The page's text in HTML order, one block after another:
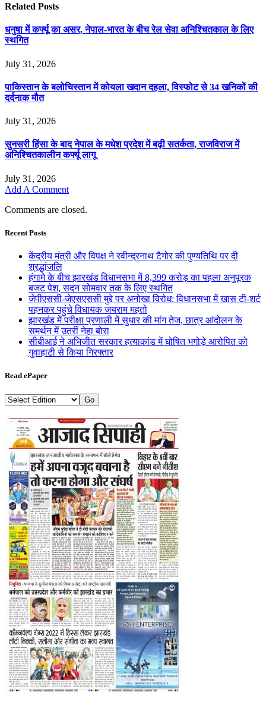
Related Posts
धनुषा में कर्फ्यू का असर, नेपाल-भारत के बीच रेल सेवा अनिश्चितकाल के लिए
स्थगित
July 31, 2026
पाकिस्तान के बलोचिस्तान में कोयला खदान दहला, विस्फोट से 34 खनिकों की
दर्दनाक मौत
July 31, 2026
सुनसरी हिंसा के बाद नेपाल के मधेश प्रदेश में बढ़ी सतर्कता, राजविराज में
अनिश्चितकालीन कर्फ्यू लागू
July 31, 2026
Add A Comment
Comments are closed.
Recent Posts
केंद्रीय मंत्री और विपक्ष ने रवीन्द्रनाथ टैगोर की पुण्यतिथि पर दी
श्रद्धांजलि
हंगामे के बीच झारखंड विधानसभा में 8,399 करोड़ का पहला अनुपूरक
बजट पेश, सदन सोमवार तक के लिए स्थगित
जेपीएससी-जेएसएससी मुद्दे पर अनोखा विरोध: विधानसभा में खास टी-शर्ट
पहनकर पहुंचे विधायक जयराम महतो
झारखंड में परीक्षा प्रणाली में सुधार की मांग तेज, छात्र आंदोलन के
समर्थन में उतरीं नेहा बोरा
सीबीआई ने अभिजीत सरकार हत्याकांड में घोषित भगोड़े आरोपित को
गुवाहाटी से किया गिरफ्तार
Read ePaper